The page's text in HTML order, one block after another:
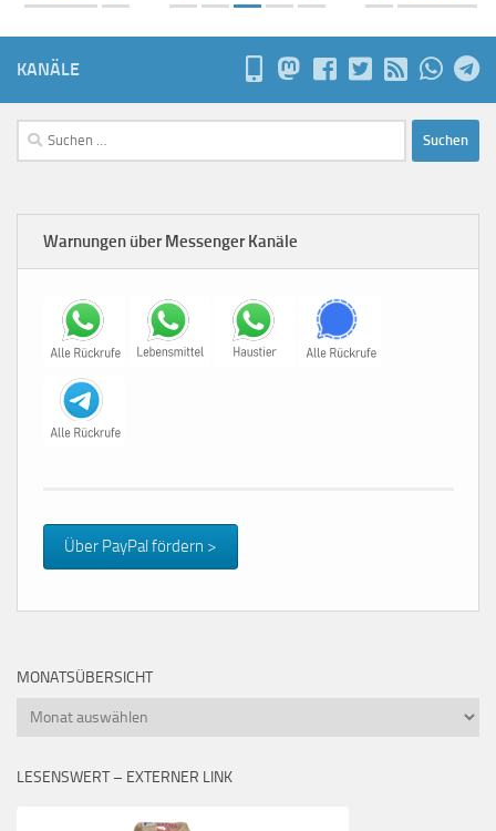
KANÄLE
Suchen
nach:
Warnungen über Messenger Kanäle
Über PayPal fördern >
MONATSÜBERSICHT
Monatsübersicht
LESENSWERT – EXTERNER LINK